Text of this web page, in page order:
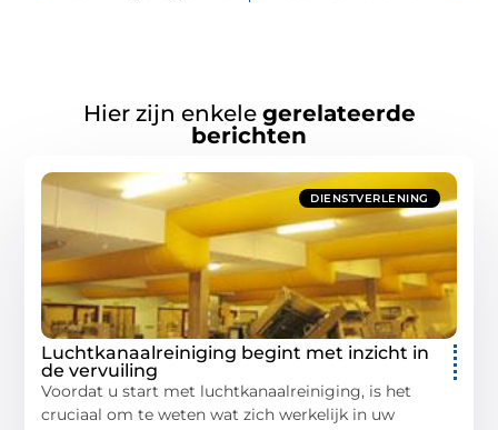
Hier zijn enkele gerelateerde
berichten
DIENSTVERLENING
Luchtkanaalreiniging begint met inzicht in
de vervuiling
Voordat u start met luchtkanaalreiniging, is het
cruciaal om te weten wat zich werkelijk in uw